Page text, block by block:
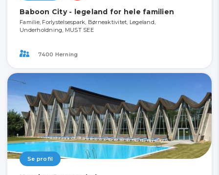
Baboon City - legeland for hele familien
Familie, Forlystelsespark, Børneaktivitet, Legeland,
Underholdning, MUST SEE
7400 Herning
Se profil